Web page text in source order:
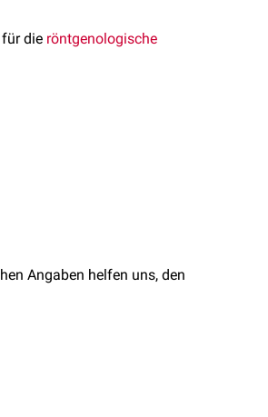
die röntgenologische
Angaben helfen uns, den